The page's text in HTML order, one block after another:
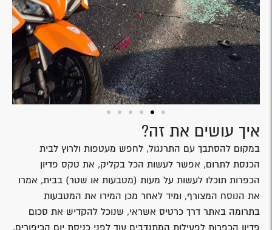
איך עושים את זה?
במקום להסתבך עם התרנגול, לחפש מעטפות ולרוץ לבית
הכנסת לתרום, אפשר לעשות הכל בקליק, את טקס פדיון
הכפרות תוכלו לעשות על מעות (מטבעות או שטר) בבית, אמרו
את הנוסח המצורף, ומיד לאחר מכן המירו את המטבעות
בתרומה באתר דרך כרטיס אשראי, שנוכל להקדיש את סכום
פדיון הכפרות לפעילות המתנדבים עוד לפני כניסת יום הכיפורים.